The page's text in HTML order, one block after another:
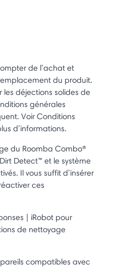
de l’achat et
du produit.
déjections solides de
générales
Voir Conditions
d’informations.
du Roomba Combo®
Detect™ et le système
Il vous suffit d’insérer
ces
| iRobot pour
de nettoyage
compatibles avec